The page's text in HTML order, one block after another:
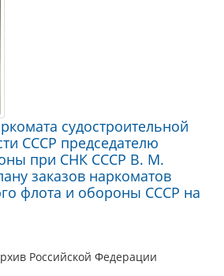
судостроительной
СССР председателю
при СНК СССР В. М.
заказов наркоматов
флота и обороны СССР на
Российской Федерации